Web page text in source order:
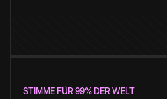
STIMME FÜR 99% DER WELT